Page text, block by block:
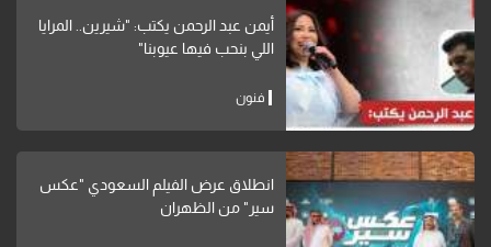
أيمن عبد الرحمن يكتب: "شيرين.. المرايا
اللي بنحب فيها عيوبنا"
فنون
انطلاق عرض الفيلم السعودي "عكس
سير" من الظهران